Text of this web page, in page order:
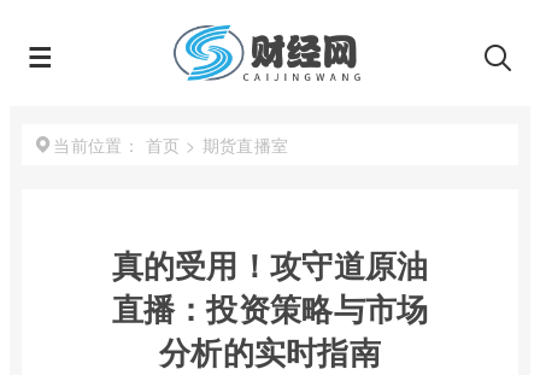
当前位置： 首页 > 期货直播室
真的受用！攻守道原油
直播：投资策略与市场
分析的实时指南